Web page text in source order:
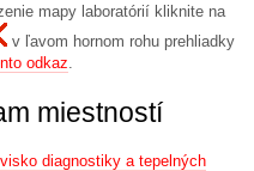
mapy laboratórií kliknite na
v ľavom hornom rohu prehliadky
odkaz
miestností
diagnostiky a tepelných